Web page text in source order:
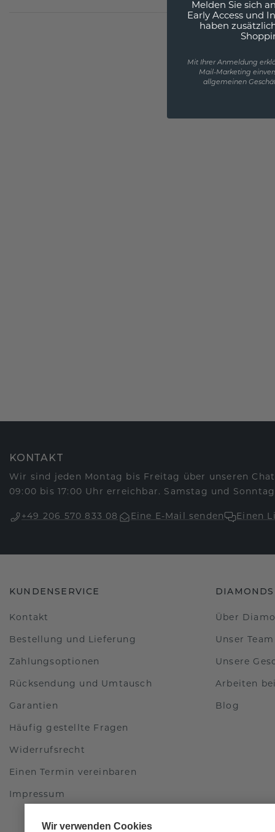
KONTAKT
Wir sind jeden Montag bis Freitag über unseren
09:00 bis 17:00 Uhr erreichbar. Samstag und
+49 206 570 833 08 Eine E-Mail senden Einen
KUNDENSERVICE
Kontakt
Bestellung und Lieferung
Zahlungsoptionen
Rücksendung und Umtausch
Garantien
Häufig gestellte Fragen
Widerrufsrecht
Einen Termin vereinbaren
Impressum
Über
Unser Team
Unsere
Arbeiten
Blog
Wir verwenden Cookies
Melden Sie sich
Early Access und
haben
Mit Ihrer Anmeldung
Mail-Marketing
allgemeinen